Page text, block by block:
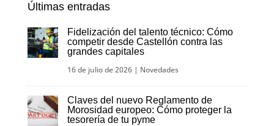
Últimas entradas
Fidelización del talento técnico: Cómo
competir desde Castellón contra las
grandes capitales
16 de julio de 2026| Novedades
Claves del nuevo Reglamento de
Morosidad europeo: Cómo proteger la
tesorería de tu pyme